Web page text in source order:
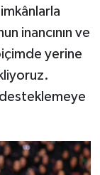
inancının ve
yerine